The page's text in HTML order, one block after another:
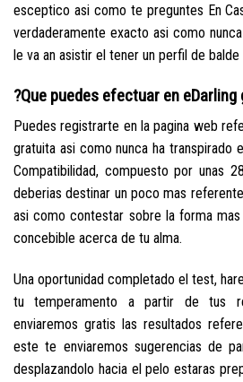
esceptico asi­ como te preguntes En
verdaderamente exacto asi­ como
le va an asistir el tener un perfil de balde
?Que puedes efectuar en eDarling
Puedes registrarte en la pagina web
gratuita asi­ como nunca ha transpirado
Compatibilidad, compuesto por unas
deberias destinar un poco mas
asi­ como contestar sobre la forma
concebible acerca de tu alma.
Una oportunidad completado el test,
tu temperamento a partir de tus
enviaremos gratis las resultados
este te enviaremos sugerencias de
desplazandolo hacia el pelo estaras